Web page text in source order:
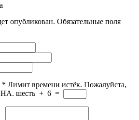
опубликован. Обязательные поля
* Лимит времени истёк. Пожалуйста,
шесть + 6 =